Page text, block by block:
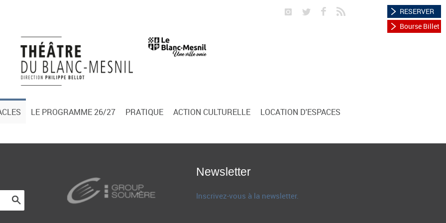
RESERVER
Bourse Billet
LE PROGRAMME 26/27 PRATIQUE ACTION CULTURELLE LOCATION D'ESPACES
Newsletter
Inscrivez-vous à la newsletter.